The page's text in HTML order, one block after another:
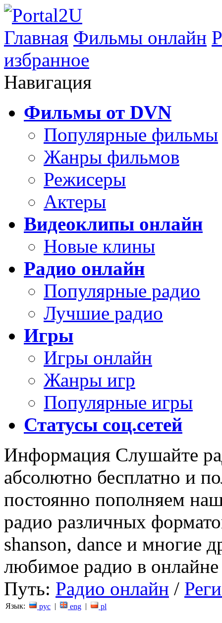
Главная Фильмы онлайн
избранное
Навигация
Фильмы от DVN
Популярные фильмы
Жанры фильмов
Режисеры
Актеры
Видеоклипы онлайн
Новые клины
Радио онлайн
Популярные радио
Лучшие радио
Игры
Игры онлайн
Жанры игр
Популярные игры
Статусы соц.сетей
Информация Слушайте
абсолютно бесплатно и
постоянно пополняем
радио различных
shanson, dance и многие
любимое радио в
Путь: Радио онлайн /
Язык: рус | eng | pl